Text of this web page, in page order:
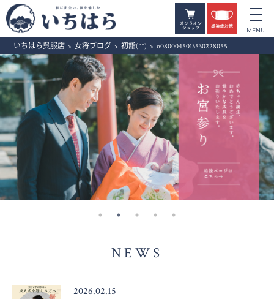
いちはら呉服店 > 女将ブログ > 初詣(^^) > o0800045013530228055
NEWS
2026.02.15